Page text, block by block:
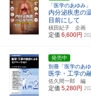
「医学のあゆみ
内分泌疾患の
目前にして
槙田紀子 企画
定価 6,600円
発売中
別冊「医学のあゆ
医学・工学の
佐久間一郎 編
定価 5,280円